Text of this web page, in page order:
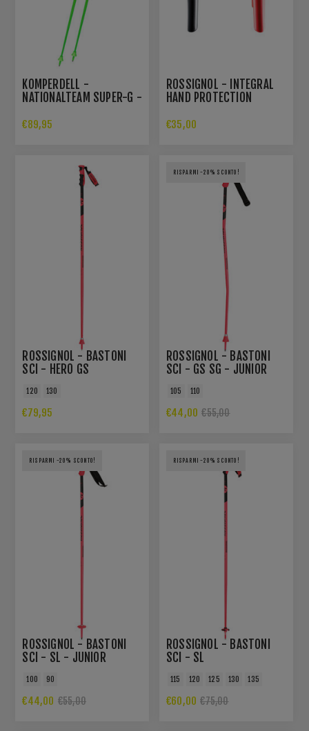
KOMPERDELL -
NATIONALTEAM SUPER-G -
€89,95
ROSSIGNOL - INTEGRAL
HAND PROTECTION
€35,00
ROSSIGNOL - BASTONI
SCI - HERO GS
120 130
€79,95
RISPARMI -20% SCONTO!
ROSSIGNOL - BASTONI
SCI - GS SG - JUNIOR
105 110
€44,00 €55,00
RISPARMI -20% SCONTO!
ROSSIGNOL - BASTONI
SCI - SL - JUNIOR
100 90
€44,00 €55,00
RISPARMI -20% SCONTO!
ROSSIGNOL - BASTONI
SCI - SL
115 120 125 130 135
€60,00 €75,00